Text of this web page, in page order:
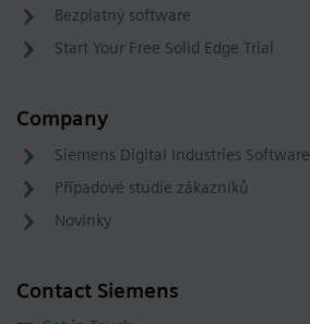
Bezplatný software
Start Your Free Solid Edge Trial
Company
Siemens Digital Industries Software
Případové studie zákazníků
Novinky
Contact Siemens